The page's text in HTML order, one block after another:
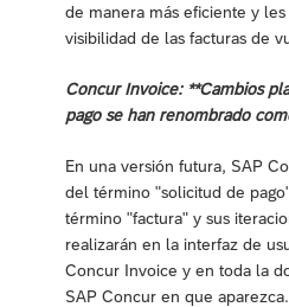
de manera más eficiente y
visibilidad de las facturas de
Concur Invoice: **Cambios
pago se han renombrado
En una versión futura, SAP
del término "solicitud de
término "factura" y sus
realizarán en la interfaz de
Concur Invoice y en toda la
SAP Concur en que aparezca.